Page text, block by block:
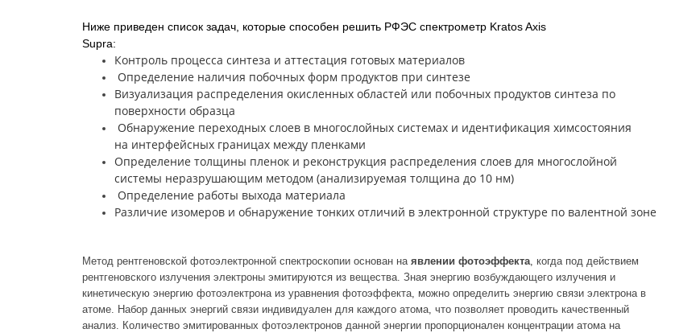
Ниже приведен список задач, которые способен решить РФЭС спектрометр Kratos Axis
Supra:
Контроль процесса синтеза и аттестация готовых материалов
Определение наличия побочных форм продуктов при синтезе
Визуализация распределения окисленных областей или побочных продуктов синтеза по
поверхности образца
Обнаружение переходных слоев в многослойных системах и идентификация химсостояния
на интерфейсных границах между пленками
Определение толщины пленок и реконструкция распределения слоев для многослойной
системы неразрушающим методом (анализируемая толщина до 10 нм)
Определение работы выхода материала
Различие изомеров и обнаружение тонких отличий в электронной структуре по валентной зоне
Метод рентгеновской фотоэлектронной спектроскопии основан наявлении фотоэффекта, когда под действием
рентгеновского излучения электроны эмитируются из вещества. Зная энергию возбуждающего излучения и
кинетическую энергию фотоэлектрона из уравнения фотоэффекта, можно определить энергию связи электрона в
атоме. Набор данных энергий связи индивидуален для каждого атома, что позволяет проводить качественный
анализ. Количество эмитированных фотоэлектронов данной энергии пропорционален концентрации атома на